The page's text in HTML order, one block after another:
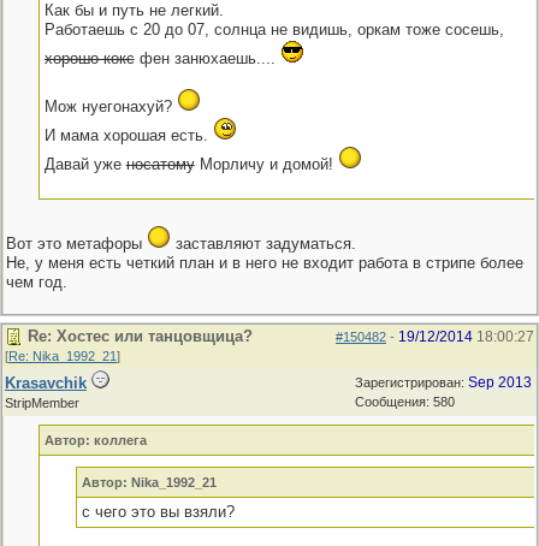
Как бы и путь не легкий.
Работаешь с 20 до 07, солнца не видишь, оркам тоже сосешь,
хорошо коксфен занюхаешь....
Мож нуегонахуй?
И мама хорошая есть.
Давай уженосатомуМорличу и домой!
Вот это метафоры
заставляют задуматься.
Не, у меня есть четкий план и в него не входит работа в стрипе более
чем год.
#150482 - 19/12/2014 18:00:27
Re: Хостес или танцовщица?
[Re: Nika_1992_21]
Зарегистрирован: Sep 2013
Сообщения: 580
Krasavchik
StripMember
Автор: коллега
Автор: Nika_1992_21
с чего это вы взяли?